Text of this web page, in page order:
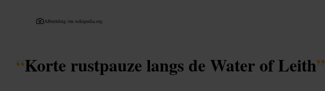
Afbeelding /en.wikipedia.org
“Korte rustpauze langs de Water of Leith”